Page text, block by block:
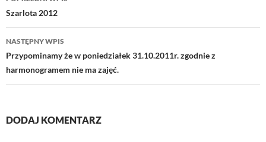
wpisu
Szarlota 2012
NASTĘPNY WPIS
Przypominamy że w poniedziałek 31.10.2011r. zgodnie z
harmonogramem nie ma zajęć.
DODAJ KOMENTARZ